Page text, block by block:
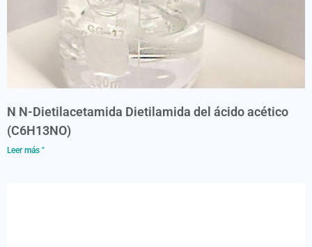
N N-Dietilacetamida Dietilamida del ácido acético
(C6H13NO)
Leer más "